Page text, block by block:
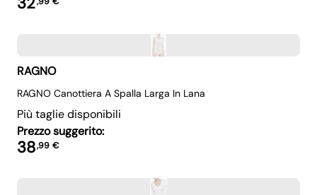
RAGNO
RAGNO Canottiera A Spalla Larga In Lana
Più taglie disponibili
Prezzo suggerito:
38,99 €